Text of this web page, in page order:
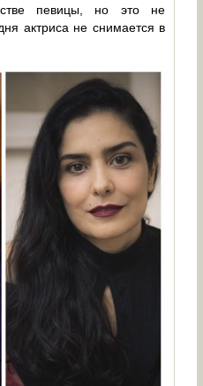
певицы, но это не
актриса не снимается в